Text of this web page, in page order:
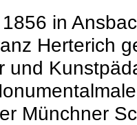
in
Herterich
und
Münchner